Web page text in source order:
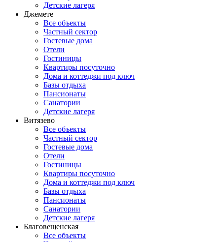
Детские лагеря
Джемете
Все объекты
Частный сектор
Гостевые дома
Отели
Гостиницы
Квартиры посуточно
Дома и коттеджи под ключ
Базы отдыха
Пансионаты
Санатории
Детские лагеря
Витязево
Все объекты
Частный сектор
Гостевые дома
Отели
Гостиницы
Квартиры посуточно
Дома и коттеджи под ключ
Базы отдыха
Пансионаты
Санатории
Детские лагеря
Благовещенская
Все объекты